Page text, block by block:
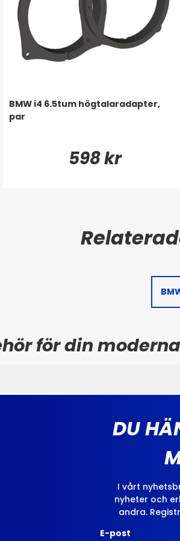
BMW i4 6.5tum högtalaradapter,
par
598 kr
för din
DU
I vårt
nyheter och
andra.
E-post